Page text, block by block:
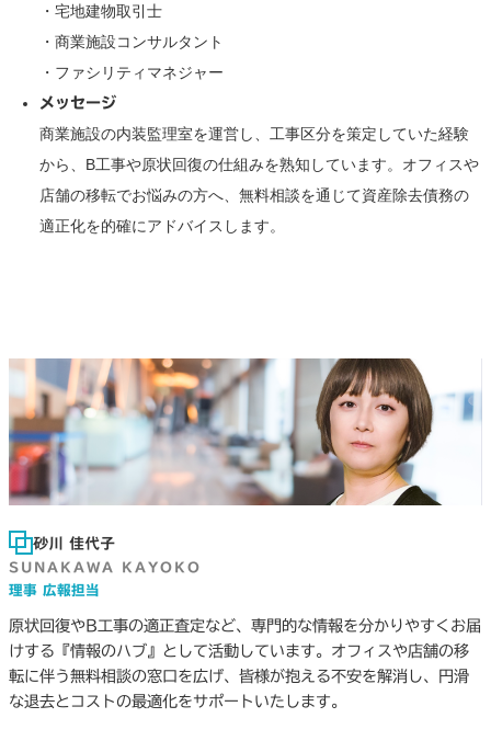
・宅地建物取引士
・商業施設コンサルタント
・ファシリティマネジャー
メッセージ
商業施設の内装監理室を運営し、工事区分を策定していた経験
から、B工事や原状回復の仕組みを熟知しています。オフィスや
店舗の移転でお悩みの方へ、無料相談を通じて資産除去債務の
適正化を的確にアドバイスします。
砂川 佳代子
SUNAKAWA KAYOKO
理事 広報担当
原状回復やB工事の適正査定など、専門的な情報を分かりやすくお届
けする『情報のハブ』として活動しています。オフィスや店舗の移
転に伴う無料相談の窓口を広げ、皆様が抱える不安を解消し、円滑
な退去とコストの最適化をサポートいたします。